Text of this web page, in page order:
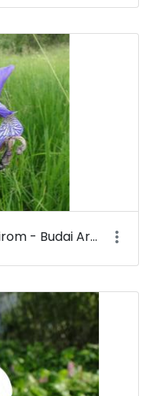
Iris sibirica - Szibériai nőszirom - Budai Arborétum